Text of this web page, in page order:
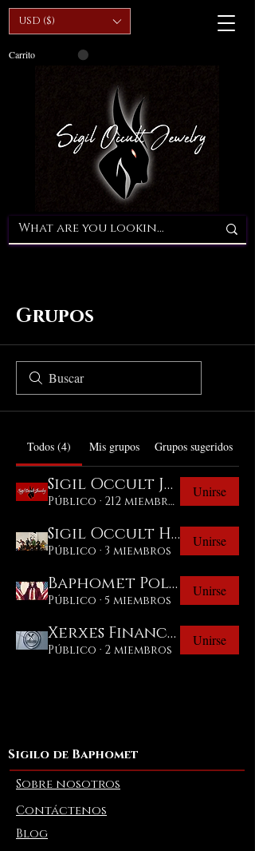
USD ($)
Carrito
Grupos
Todos (4) Mis grupos Grupos sugeridos
Sigil Occult Jewelry Group
Público · 212 miembros
Unirse
Sigil Occult Horror
Público · 3 miembros
Unirse
Baphomet Politics
Público · 5 miembros
Unirse
Xerxes Financial
Público · 2 miembros
Unirse
Sigilo de Baphomet
Sobre nosotros
Contáctenos
Blog